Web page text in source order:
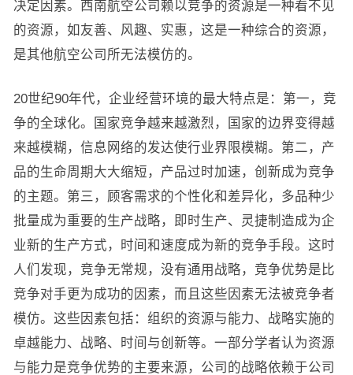
决定因素。西南航空公司赖以竞争的资源是一种看不见
的资源，如友善、风趣、实惠，这是一种综合的资源，
是其他航空公司所无法模仿的。
20世纪90年代，企业经营环境的最大特点是：第一，竞
争的全球化。国家竞争越来越激烈，国家的边界变得越
来越模糊，信息网络的发达使行业界限模糊。第二，产
品的生命周期大大缩短，产品过时加速，创新成为竞争
的主题。第三，顾客需求的个性化和差异化，多品种少
批量成为重要的生产战略，即时生产、灵捷制造成为企
业新的生产方式，时间和速度成为新的竞争手段。这时
人们发现，竞争无常规，没有通用战略，竞争优势是比
竞争对手更为成功的因素，而且这些因素无法被竞争者
模仿。这些因素包括：组织的资源与能力、战略实施的
卓越能力、战略、时间与创新等。一部分学者认为资源
与能力是竞争优势的主要来源，公司的战略依赖于公司